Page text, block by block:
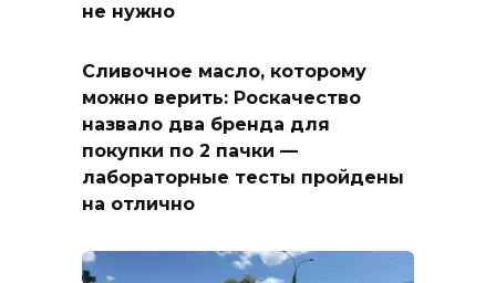
не нужно
Сливочное масло, которому
можно верить: Роскачество
назвало два бренда для
покупки по 2 пачки —
лабораторные тесты пройдены
на отлично